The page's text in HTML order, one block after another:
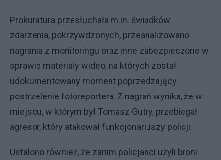
Prokuratura przesłuchała m.in. świadków
zdarzenia, pokrzywdzonych, przeanalizowano
nagrania z monitoringu oraz inne zabezpieczone w
sprawie materiały wideo, na których został
udokumentowany moment poprzedzający
postrzelenie fotoreportera. Z nagrań wynika, że w
miejscu, w którym był Tomasz Gutry, przebiegał
agresor, który atakował funkcjonariuszy policji.
Ustalono również, że zanim policjanci użyli broni